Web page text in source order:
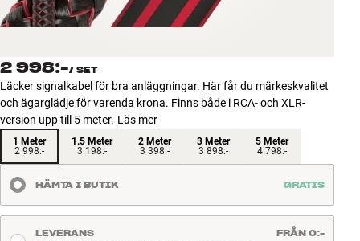
Logga in
Kundtjänst
Bygg med ljud
Företag
2 998:-/ SET
Läcker signalkabel för bra anläggningar. Här får du märkeskvalitet
och ägarglädje för varenda krona. Finns både i RCA- och XLR-
version upp till 5 meter. Läs mer
1 Meter
2 998:-
1.5 Meter
3 198:-
2 Meter
3 398:-
3 Meter
3 898:-
5 Meter
4 798:-
HÄMTA I BUTIK GRATIS
LEVERANS FRÅN 0:-